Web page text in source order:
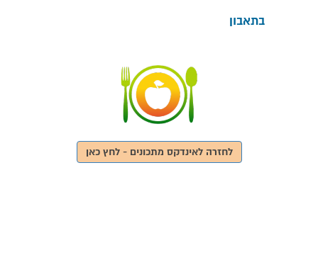
בתאבון
לחזרה לאינדקס מתכונים - לחץ כאן